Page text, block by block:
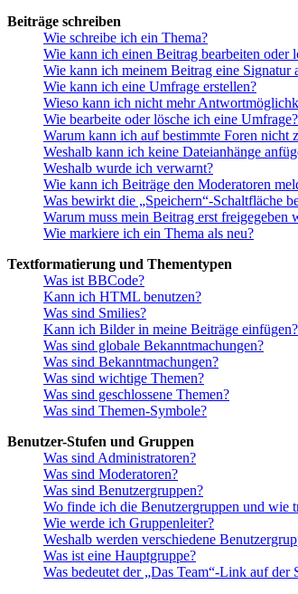
Beiträge schreiben
Wie schreibe ich ein Thema?
Wie kann ich einen Beitrag bearbeiten oder
Wie kann ich meinem Beitrag eine Signatur
Wie kann ich eine Umfrage erstellen?
Wieso kann ich nicht mehr
Wie bearbeite oder lösche ich eine Umfrage?
Warum kann ich auf bestimmte Foren nicht
Weshalb kann ich keine Dateianhänge
Weshalb wurde ich verwarnt?
Wie kann ich Beiträge den Moderatoren
Was bewirkt die „Speichern“-Schaltfläche
Warum muss mein Beitrag erst freigegeben
Wie markiere ich ein Thema als neu?
Textformatierung und Thementypen
Was ist BBCode?
Kann ich HTML benutzen?
Was sind Smilies?
Kann ich Bilder in meine Beiträge einfügen?
Was sind globale Bekanntmachungen?
Was sind Bekanntmachungen?
Was sind wichtige Themen?
Was sind geschlossene Themen?
Was sind Themen-Symbole?
Benutzer-Stufen und Gruppen
Was sind Administratoren?
Was sind Moderatoren?
Was sind Benutzergruppen?
Wo finde ich die Benutzergruppen und wie
Wie werde ich Gruppenleiter?
Weshalb werden verschiedene
Was ist eine Hauptgruppe?
Was bedeutet der „Das Team“-Link auf der